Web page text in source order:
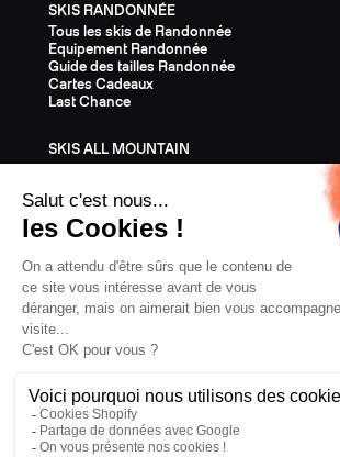
SKIS RANDONNÉE
Tous les skis de Randonnée
Equipement Randonnée
Guide des tailles Randonnée
Cartes Cadeaux
Last Chance
SKIS ALL MOUNTAIN
Guide des tailles All Mountain
Cartes Cadeaux
Last Chance
ÉQUIPEMENT
Tout l'Équipement
Casques
Fixations
Bâtons
Couteaux
Textile
Cartes Cadeaux
Last Chance